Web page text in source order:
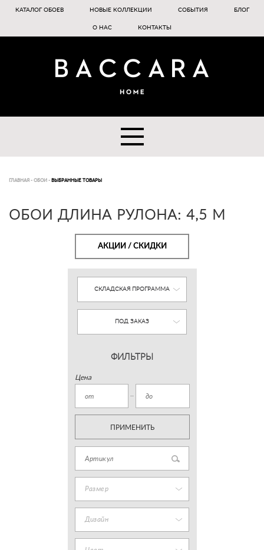
КАТАЛОГ ОБОЕВ НОВЫЕ КОЛЛЕКЦИИ СОБЫТИЯ БЛОГ
О НАС КОНТАКТЫ
ГЛАВНАЯ - ОБОИ - ВЫБРАННЫЕ ТОВАРЫ
ОБОИ ДЛИНА РУЛОНА: 4,5 М
АКЦИИ / СКИДКИ
СКЛАДСКАЯ ПРОГРАММА
ПОД ЗАКАЗ
ФИЛЬТРЫ
Цена
ПРИМЕНИТЬ
Размер
Дизайн